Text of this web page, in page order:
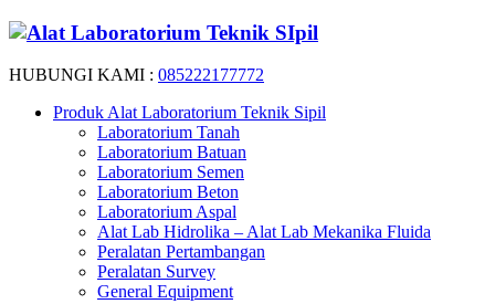
HUBUNGI KAMI : 085222177772
Produk Alat Laboratorium Teknik Sipil
Laboratorium Tanah
Laboratorium Batuan
Laboratorium Semen
Laboratorium Beton
Laboratorium Aspal
Alat Lab Hidrolika – Alat Lab Mekanika Fluida
Peralatan Pertambangan
Peralatan Survey
General Equipment